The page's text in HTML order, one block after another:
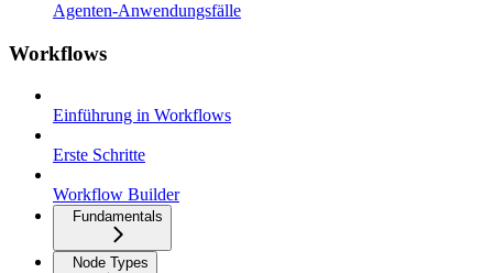
Agenten-Anwendungsfälle
Workflows
Einführung in Workflows
Erste Schritte
Workflow Builder
Fundamentals
Node Types